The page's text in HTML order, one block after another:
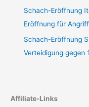
Schach-Eröffnung
Eröffnung für
Schach-Eröffnung
Verteidigung gegen
Affiliate-Links